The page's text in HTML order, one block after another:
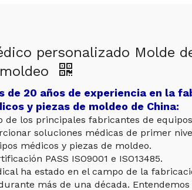
personalizado Molde
de 20 años de experiencia en la
y piezas de moldeo de China:
de los principales fabricantes de
soluciones médicas de primer
médicos y piezas de moldeo.
PASS ISO9001 e ISO13485.
ha estado en el campo de la
más de una década.